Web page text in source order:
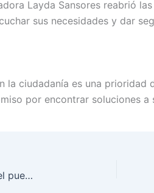
Layda Sansores reabrió
sus necesidades y dar
ciudadanía es una prioridad
por encontrar soluciones a
A 8 años del triunfo de la Cuarta Transformación y del pueblo, Presidenta convierte al INEHRM en instituto de investigación y docencia